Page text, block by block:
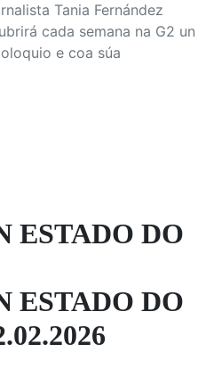
Tania Fernández
cada semana na G2 un
e coa súa
ESTADO DO
ESTADO DO